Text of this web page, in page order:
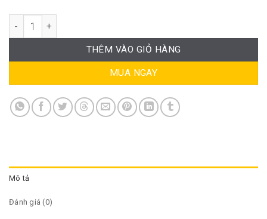
Loop armchair FM-WC869 số lượng
THÊM VÀO GIỎ HÀNG
MUA NGAY
Mô tả
Đánh giá (0)